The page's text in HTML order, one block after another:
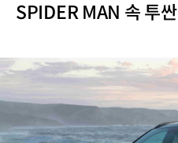
SPIDER MAN 속 투싼